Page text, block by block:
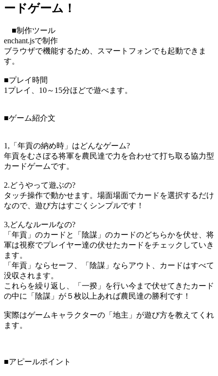
ードゲーム！
■制作ツール
enchant.jsで制作
ブラウザで機能するため、スマートフォンでも起動できま
す。
■プレイ時間
1プレイ、10～15分ほどで遊べます。
■ゲーム紹介文
1,「年貢の納め時」はどんなゲーム?
年貢をむさぼる将軍を農民達で力を合わせて打ち取る協力型
カードゲームです。
2.どうやって遊ぶの?
タッチ操作で動かせます。場面場面でカードを選択するだけ
なので、遊び方はすごくシンプルです！
3,どんなルールなの?
「年貢」のカードと「陰謀」のカードのどちらかを伏せ、将
軍は視察でプレイヤー達の伏せたカードをチェックしていき
ます。
「年貢」ならセーフ、「陰謀」ならアウト、カードはすべて
没収されます。
これらを繰り返し、「一揆」を行い今まで伏せてきたカード
の中に「陰謀」が５枚以上あれば農民達の勝利です！
実際はゲームキャラクターの「地主」が遊び方を教えてくれ
ます。
■アピールポイント